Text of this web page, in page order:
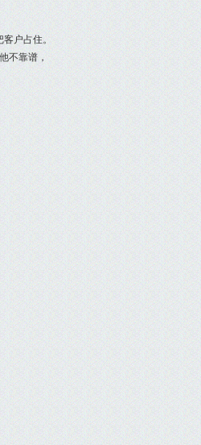
户占住。
不靠谱，